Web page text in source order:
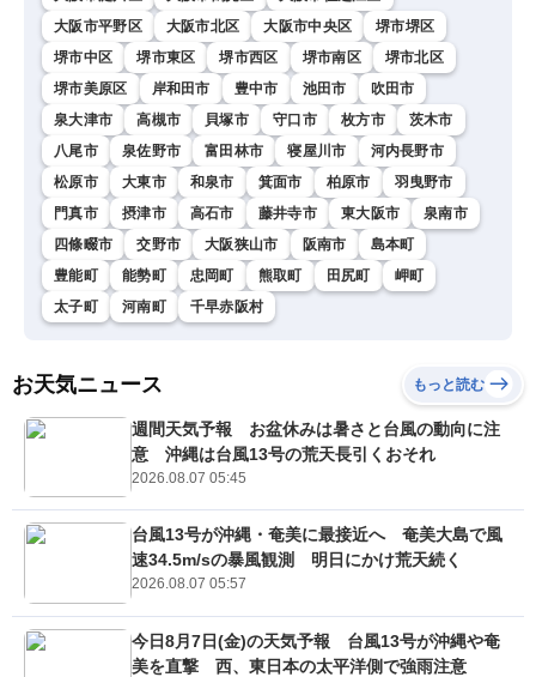
大阪市平野区
大阪市北区 大阪市中央区
堺市堺区
堺市中区
堺市東区 堺市西区 堺市南区
堺市北区
堺市美原区
岸和田市 豊中市 池田市
吹田市
泉大津市
高槻市 貝塚市 守口市 枚方市
茨木市
八尾市
泉佐野市 富田林市 寝屋川市
河内長野市
松原市
大東市 和泉市 箕面市 柏原市
羽曳野市
門真市
摂津市 高石市 藤井寺市 東大阪市
泉南市
四條畷市
交野市 大阪狭山市 阪南市
島本町
豊能町
能勢町 忠岡町 熊取町 田尻町
岬町
太子町
河南町 千早赤阪村
お天気ニュース もっと読む
週間天気予報 お盆休みは暑さと台風の動向に注
意 沖縄は台風13号の荒天長引くおそれ
2026.08.07 05:45
台風13号が沖縄・奄美に最接近へ 奄美大島で風
速34.5m/sの暴風観測 明日にかけ荒天続く
2026.08.07 05:57
今日8月7日(金)の天気予報 台風13号が沖縄や奄
美を直撃 西、東日本の太平洋側で強雨注意